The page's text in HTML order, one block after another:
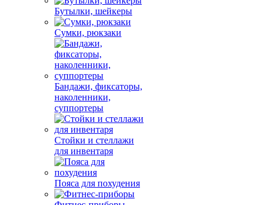
Бутылки, шейкеры
Сумки, рюкзаки
Бандажи, фиксаторы,
наколенники,
суппортеры
Стойки и стеллажи
для инвентаря
Пояса для похудения